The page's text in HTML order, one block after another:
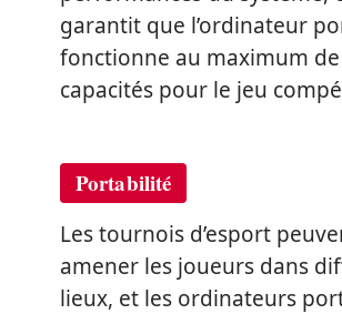
garantit que l’ordinateur
fonctionne au maximum de
capacités pour le jeu
Portabilité
Les tournois d’esport
amener les joueurs dans
lieux, et les ordinateurs